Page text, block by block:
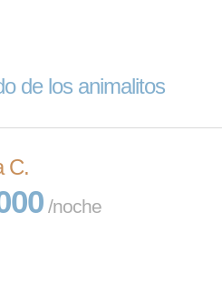
de los animalitos
C.
/noche